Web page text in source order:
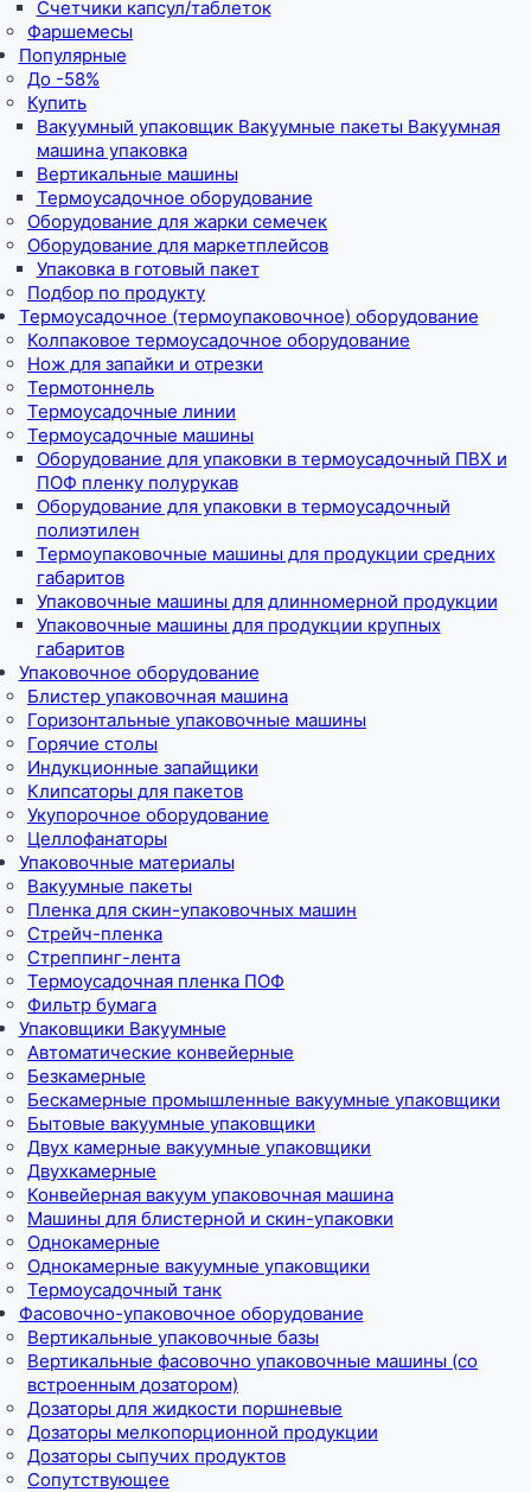
Счетчики капсул/таблеток
Фаршемесы
Популярные
До -58%
Купить
Вакуумный упаковщик Вакуумные пакеты Вакуумная
машина упаковка
Вертикальные машины
Термоусадочное оборудование
Оборудование для жарки семечек
Оборудование для маркетплейсов
Упаковка в готовый пакет
Подбор по продукту
Термоусадочное (термоупаковочное) оборудование
Колпаковое термоусадочное оборудование
Нож для запайки и отрезки
Термотоннель
Термоусадочные линии
Термоусадочные машины
Оборудование для упаковки в термоусадочный ПВХ и
ПОФ пленку полурукав
Оборудование для упаковки в термоусадочный
полиэтилен
Термоупаковочные машины для продукции средних
габаритов
Упаковочные машины для длинномерной продукции
Упаковочные машины для продукции крупных
габаритов
Упаковочное оборудование
Блистер упаковочная машина
Горизонтальные упаковочные машины
Горячие столы
Индукционные запайщики
Клипсаторы для пакетов
Укупорочное оборудование
Целлофанаторы
Упаковочные материалы
Вакуумные пакеты
Пленка для скин-упаковочных машин
Стрейч-пленка
Стреппинг-лента
Термоусадочная пленка ПОФ
Фильтр бумага
Упаковщики Вакуумные
Автоматические конвейерные
Безкамерные
Бескамерные промышленные вакуумные упаковщики
Бытовые вакуумные упаковщики
Двух камерные вакуумные упаковщики
Двухкамерные
Конвейерная вакуум упаковочная машина
Машины для блистерной и скин-упаковки
Однокамерные
Однокамерные вакуумные упаковщики
Термоусадочный танк
Фасовочно-упаковочное оборудование
Вертикальные упаковочные базы
Вертикальные фасовочно упаковочные машины (со
встроенным дозатором)
Дозаторы для жидкости поршневые
Дозаторы мелкопорционной продукции
Дозаторы сыпучих продуктов
Сопутствующее